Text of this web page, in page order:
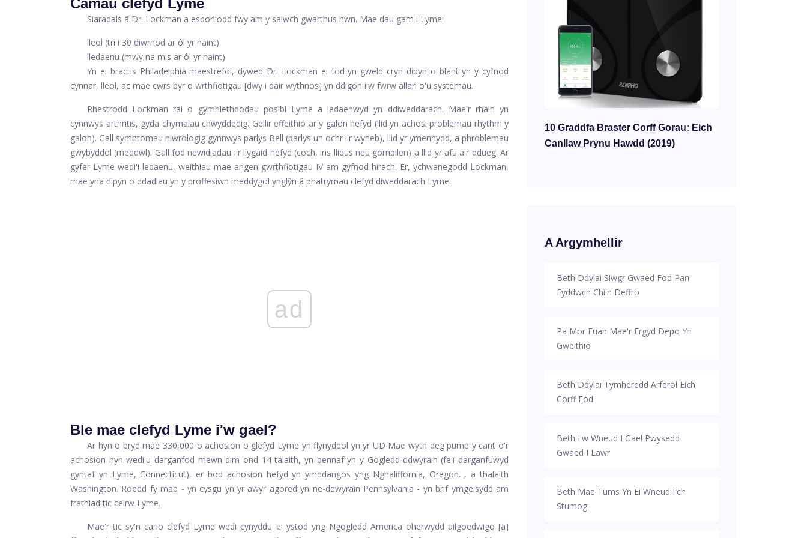
Siaradais â Dr. Lockman a esboniodd fwy am y salwch gwarthus hwn. Mae dau gam i Lyme:
lleol (tri i 30 diwrnod ar ôl yr haint)
lledaenu (mwy na mis ar ôl yr haint)
Yn ei bractis Philadelphia maestrefol, dywed Dr. Lockman ei fod yn gweld cryn dipyn o blant yn y cyfnod
cynnar, lleol, ac mae cwrs byr o wrthfiotigau [dwy i dair wythnos] yn ddigon i'w fwrw allan o'u systemau.
Rhestrodd Lockman rai o gymhlethdodau posibl Lyme a ledaenwyd yn ddiweddarach. Mae'r rhain yn
cynnwys arthritis, gyda chymalau chwyddedig. Gellir effeithio ar y galon hefyd (llid yn achosi problemau rhythm y
galon). Gall symptomau niwrologig gynnwys parlys Bell (parlys un ochr i'r wyneb), llid yr ymennydd, a phroblemau
gwybyddol (meddwl). Gall fod newidiadau i'r llygaid hefyd (coch, iris llidus neu gornbilen) a llid yr afu a'r ddueg. Ar
gyfer Lyme wedi'i ledaenu, weithiau mae angen gwrthfiotigau IV am gyfnod hirach. Er, ychwanegodd Lockman,
mae yna dipyn o ddadlau yn y proffesiwn meddygol ynglŷn â phatrymau clefyd diweddarach Lyme.
ad
Ble mae clefyd Lyme i'w gael?
Ar hyn o bryd mae 330,000 o achosion o glefyd Lyme yn flynyddol yn yr UD Mae wyth deg pump y cant o'r
achosion hyn wedi'u darganfod mewn dim ond 14 talaith, yn bennaf yn y Gogledd-ddwyrain (fe'i darganfuwyd
gyntaf yn Lyme, Connecticut), er bod achosion hefyd yn ymddangos yng Nghaliffornia, Oregon. , a thalaith
Washington. Roedd fy mab - yn cysgu yn yr awyr agored yn ne-ddwyrain Pennsylvania - yn brif ymgeisydd am
frathiad tic ceirw Lyme.
Mae'r tic sy'n cario clefyd Lyme wedi cynyddu ei ystod yng Ngogledd America oherwydd ailgoedwigo [a]
10 Graddfa Braster Corff Gorau: Eich
Canllaw Prynu Hawdd (2019)
A Argymhellir
Beth Ddylai Siwgr Gwaed Fod Pan
Fyddwch Chi'n Deffro
Pa Mor Fuan Mae'r Ergyd Depo Yn
Gweithio
Beth Ddylai Tymheredd Arferol Eich
Corff Fod
Beth I'w Wneud I Gael Pwysedd
Gwaed I Lawr
Beth Mae Tums Yn Ei Wneud I'ch
Stumog